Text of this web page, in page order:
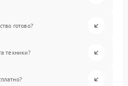
готово?
техники?